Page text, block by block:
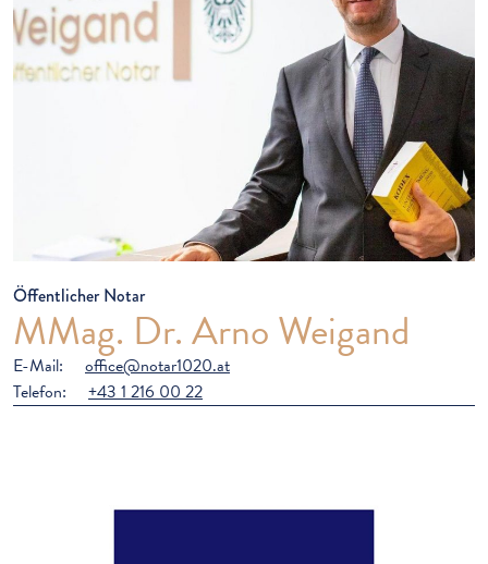
Öffentlicher Notar
MMag. Dr. Arno Weigand
E-Mail:
office@notar1020.at
Telefon:
+43 1 216 00 22